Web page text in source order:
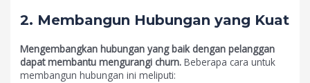
2. Membangun Hubungan yang Kuat
Mengembangkan hubungan yang baik dengan pelanggan
dapat membantu mengurangi churn. Beberapa cara untuk
membangun hubungan ini meliputi: